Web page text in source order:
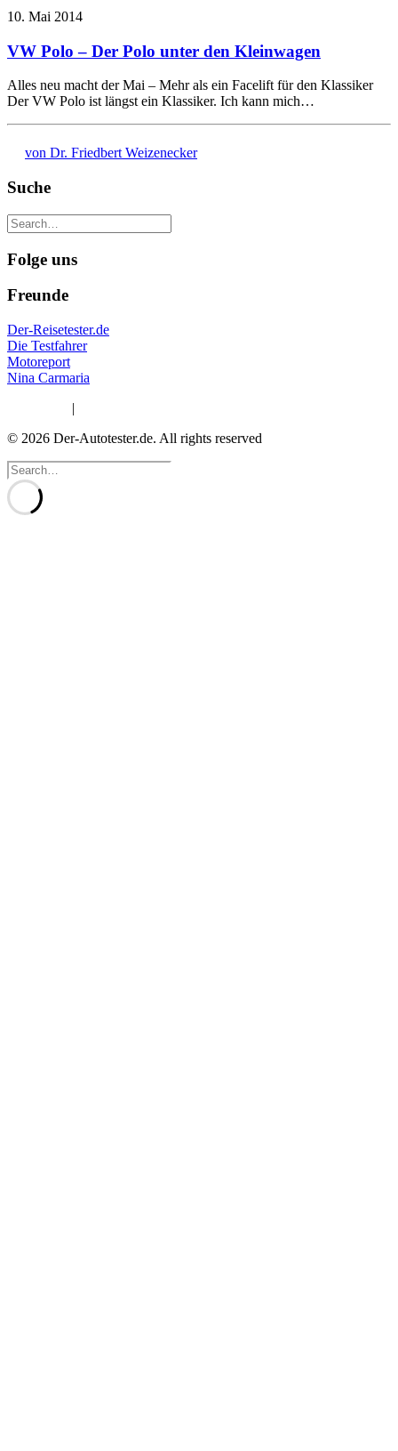
10. Mai 2014
VW Polo – Der Polo unter den Kleinwagen
Alles neu macht der Mai – Mehr als ein Facelift für den Klassiker
Der VW Polo ist längst ein Klassiker. Ich kann mich…
von Dr. Friedbert Weizenecker
Suche
Folge uns
Freunde
Der-Reisetester.de
Die Testfahrer
Motoreport
Nina Carmaria
|
© 2026 Der-Autotester.de. All rights reserved